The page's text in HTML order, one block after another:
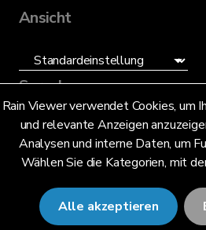
Rain Viewer verwendet Cookies, um
und relevante Anzeigen
Analysen und interne Daten, um
Wählen Sie die Kategorien, mit
Alle akzeptieren
Ansicht
Sprache
Deutsch (DE)